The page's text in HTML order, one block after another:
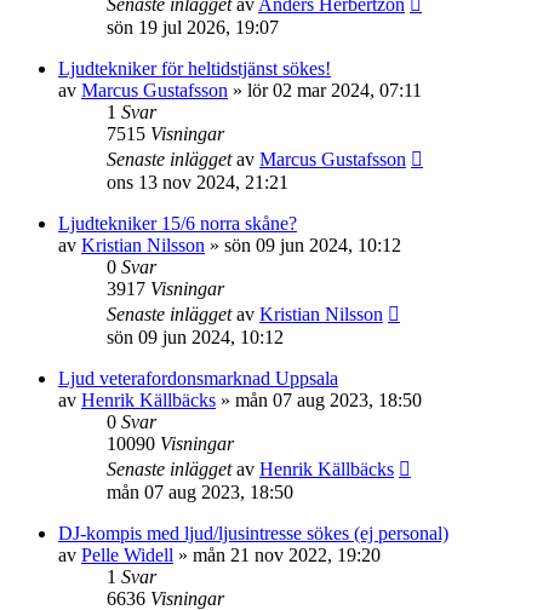
Senaste inläggetav Anders Herbertzon
sön 19 jul 2026, 19:07
Ljudtekniker för heltidstjänst sökes!
av Marcus Gustafsson » lör 02 mar 2024, 07:11
1 Svar
7515 Visningar
Senaste inläggetav Marcus Gustafsson
ons 13 nov 2024, 21:21
Ljudtekniker 15/6 norra skåne?
av Kristian Nilsson » sön 09 jun 2024, 10:12
0 Svar
3917 Visningar
Senaste inläggetav Kristian Nilsson
sön 09 jun 2024, 10:12
Ljud veterafordonsmarknad Uppsala
av Henrik Källbäcks » mån 07 aug 2023, 18:50
0 Svar
10090 Visningar
Senaste inläggetav Henrik Källbäcks
mån 07 aug 2023, 18:50
DJ-kompis med ljud/ljusintresse sökes (ej personal)
av Pelle Widell » mån 21 nov 2022, 19:20
1 Svar
6636 Visningar